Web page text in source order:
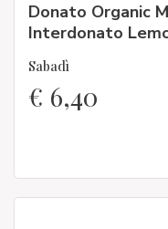
Donato Organic
Interdonato
Sabadì
€ 6,40